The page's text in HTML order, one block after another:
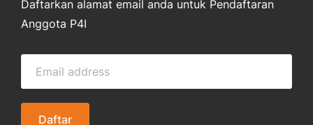
Daftarkan alamat email anda untuk Pendaftaran
Anggota P4I